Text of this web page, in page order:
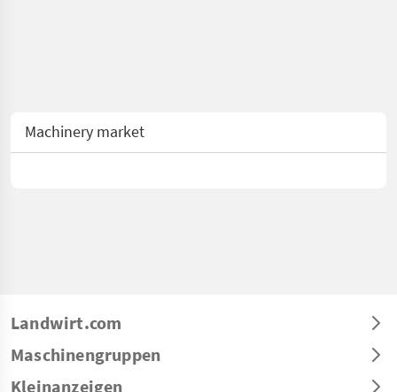
Machinery market
Landwirt.com
Maschinengruppen
Kleinanzeigen